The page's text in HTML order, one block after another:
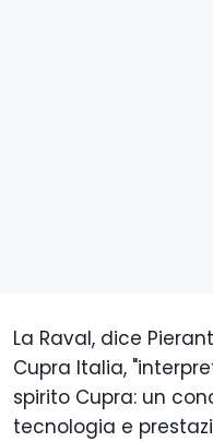
La Raval, dice
Cupra Italia,
spirito Cupra: un
tecnologia e